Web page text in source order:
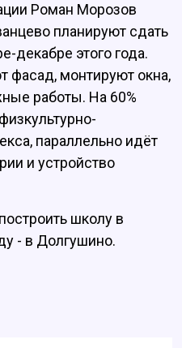
Роман Морозов
планируют сдать
декабре этого года.
фасад, монтируют окна,
работы. На 60%
параллельно идёт
и устройство
школу в
- в Долгушино.